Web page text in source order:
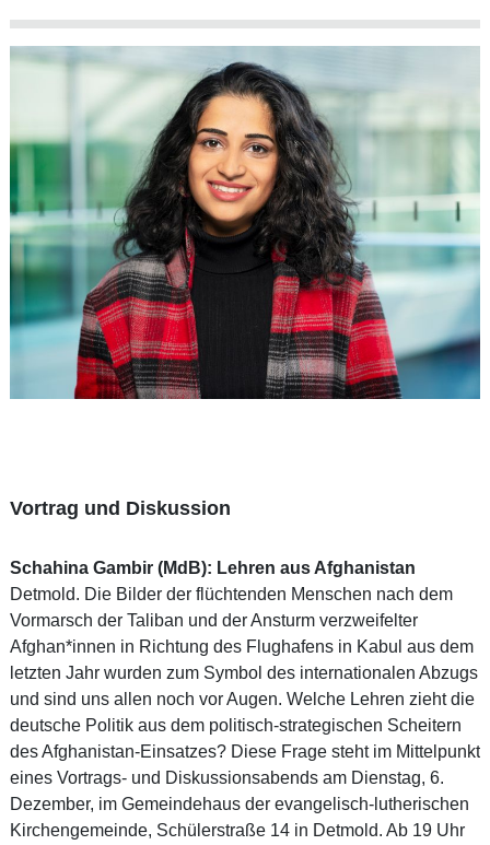
Vortrag und Diskussion
Schahina Gambir (MdB): Lehren aus Afghanistan
Detmold. Die Bilder der flüchtenden Menschen nach dem
Vormarsch der Taliban und der Ansturm verzweifelter
Afghan*innen in Richtung des Flughafens in Kabul aus dem
letzten Jahr wurden zum Symbol des internationalen Abzugs
und sind uns allen noch vor Augen. Welche Lehren zieht die
deutsche Politik aus dem politisch-strategischen Scheitern
des Afghanistan-Einsatzes? Diese Frage steht im Mittelpunkt
eines Vortrags- und Diskussionsabends am Dienstag, 6.
Dezember, im Gemeindehaus der evangelisch-lutherischen
Kirchengemeinde, Schülerstraße 14 in Detmold. Ab 19 Uhr